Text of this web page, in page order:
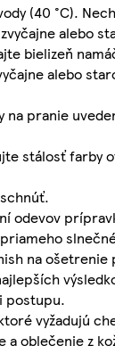
(40 °C).
alebo
bielizeň
alebo
na pranie
stálosť farby
odevov
na
postupu.
vyžadujú
a oblečenie z